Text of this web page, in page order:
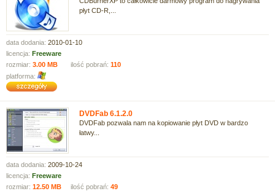
płyt CD-R,...
data dodania: 2010-01-10
licencja: Freeware
rozmiar: 3.00 MB ilość pobrań: 110
platforma:
DVDFab 6.1.2.0
DVDFab pozwala nam na kopiowanie płyt DVD w bardzo
łatwy...
data dodania: 2009-10-24
licencja: Freeware
rozmiar: 12.50 MB ilość pobrań: 49